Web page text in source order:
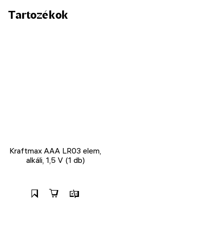
Tartozékok
Kraftmax AAA LR03 elem,
alkáli, 1,5 V (1 db)